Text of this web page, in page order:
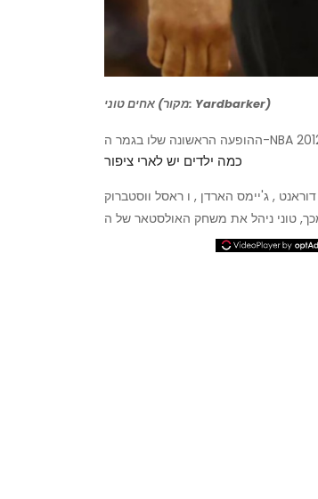
אחים טוני (מקור: Yardbarker)
כמה ילדים יש לארי ציפור